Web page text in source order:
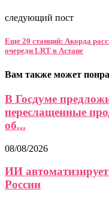
следующий пост
Еще 20 станций: Акорда
очереди LRT в Астане
Вам также может
В Госдуме
переслащенные
об...
08/08/2026
ИИ
России